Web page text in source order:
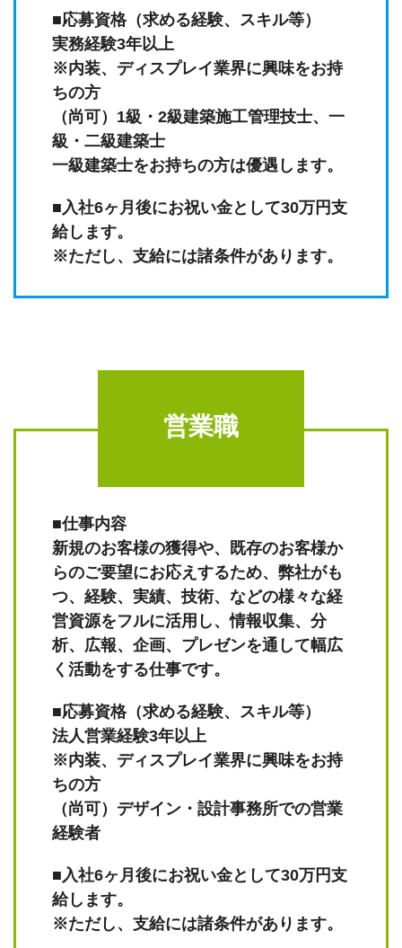
■応募資格（求める経験、スキル等）
実務経験3年以上
※内装、ディスプレイ業界に興味をお持
ちの方
（尚可）1級・2級建築施工管理技士、一
級・二級建築士
一級建築士をお持ちの方は優遇します。
■入社6ヶ月後にお祝い金として30万円支
給します。
※ただし、支給には諸条件があります。
営業職
■仕事内容
新規のお客様の獲得や、既存のお客様か
らのご要望にお応えするため、弊社がも
つ、経験、実績、技術、などの様々な経
営資源をフルに活用し、情報収集、分
析、広報、企画、プレゼンを通して幅広
く活動をする仕事です。
■応募資格（求める経験、スキル等）
法人営業経験3年以上
※内装、ディスプレイ業界に興味をお持
ちの方
（尚可）デザイン・設計事務所での営業
経験者
■入社6ヶ月後にお祝い金として30万円支
給します。
※ただし、支給には諸条件があります。